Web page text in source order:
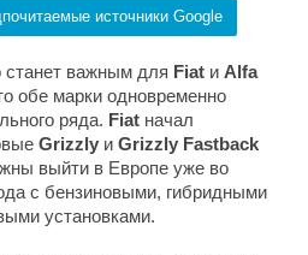
источники Google
станет важным для Fiat и Alfa
обе марки одновременно
ряда. Fiat начал
Grizzly и Grizzly Fastback
выйти в Европе уже во
с бензиновыми, гибридными
установками.